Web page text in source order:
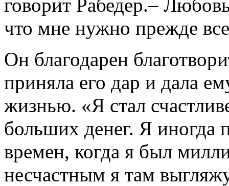
говорит Рабедер.–
что мне нужно прежде
Он благодарен
приняла его дар и дала
жизнью. «Я стал
больших денег. Я иногда
времен, когда я был
несчастным я там